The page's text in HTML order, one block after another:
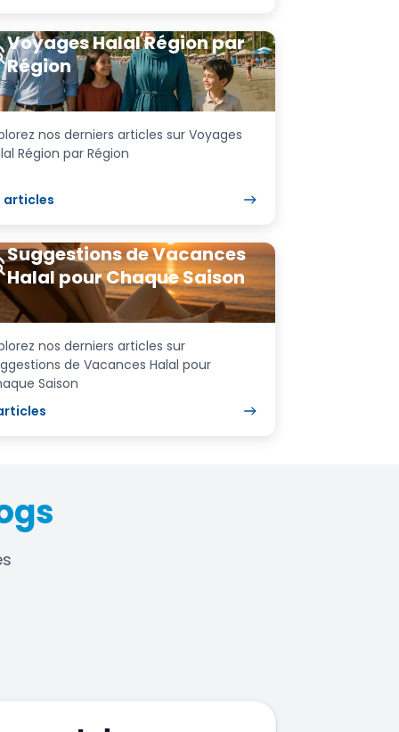
Voyages Halal Région par
Région
nos derniers articles sur Voyages
Région par Région
articles
Suggestions de Vacances
Halal pour Chaque Saison
nos derniers articles sur
de Vacances Halal pour
Saison